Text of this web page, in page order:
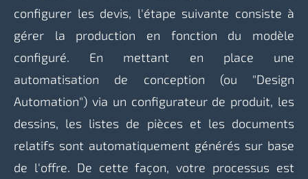
configurer les devis, l'étape suivante consiste à
gérer la production en fonction du modèle
configuré. En mettant en place une
automatisation de conception (ou "Design
Automation") via un configurateur de produit, les
dessins, les listes de pièces et les documents
relatifs sont automatiquement générés sur base
de l'offre. De cette façon, votre processus est